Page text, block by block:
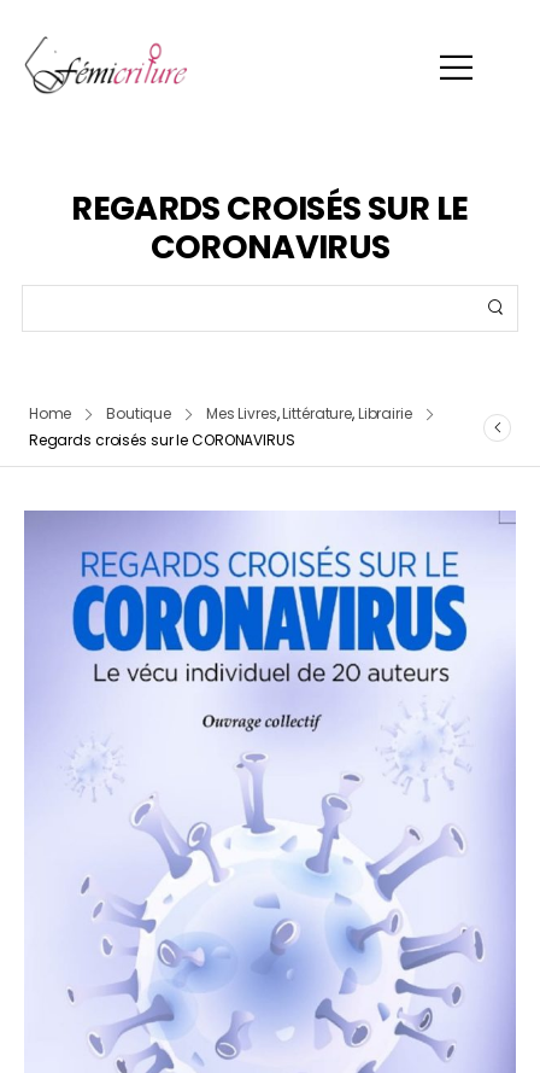
REGARDS CROISÉS SUR LE
CORONAVIRUS
Home Boutique Mes Livres,Littérature,Librairie
Regards croisés sur le CORONAVIRUS